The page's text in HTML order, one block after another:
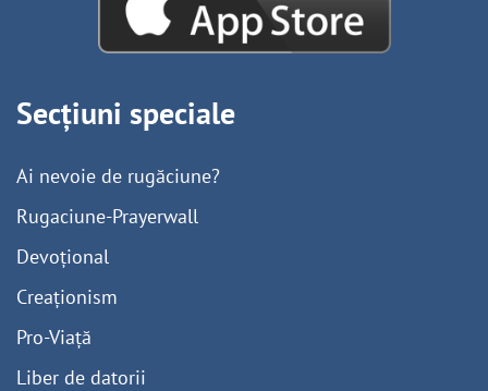
Secțiuni speciale
Ai nevoie de rugăciune?
Rugaciune-Prayerwall
Devoțional
Creaționism
Pro-Viață
Liber de datorii